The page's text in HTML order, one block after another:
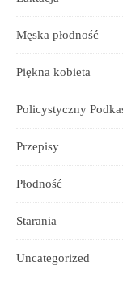
Męska płodność
Piękna kobieta
Policystyczny
Przepisy
Płodność
Starania
Uncategorized